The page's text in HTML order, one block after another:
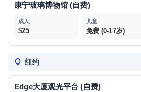
康宁玻璃博物馆 (自费)
$25 免费 (0-17岁)
纽约
Edge大厦观光平台 (自费)